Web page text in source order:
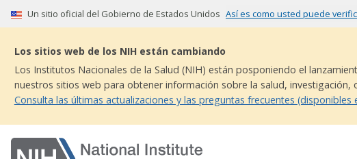
Skip
to
main
content
Un sitio oficial del Gobierno de Estados Unidos Así es como usted puede
Los sitios web de los NIH están cambiando
Los Institutos Nacionales de la Salud (NIH) están posponiendo el
nuestros sitios web para obtener información sobre la salud,
Consulta las últimas actualizaciones y las preguntas frecuentes (disponibles